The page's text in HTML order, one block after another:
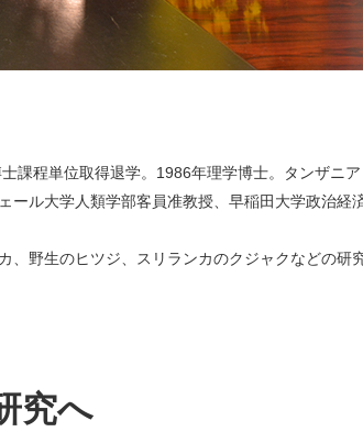
課程単位取得退学。1986年理学博士。タンザニア
ール大学人類学部客員准教授、早稲田大学政治経
、野生のヒツジ、スリランカのクジャクなどの研
究へ